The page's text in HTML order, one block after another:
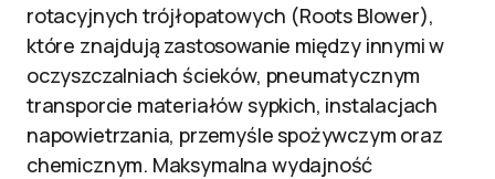
rotacyjnych trójłopatowych (Roots Blower),
które znajdują zastosowanie między innymi w
oczyszczalniach ścieków, pneumatycznym
transporcie materiałów sypkich, instalacjach
napowietrzania, przemyśle spożywczym oraz
chemicznym. Maksymalna wydajność